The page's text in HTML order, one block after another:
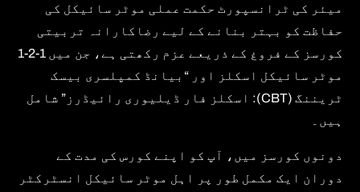
میئر کی ٹرانسپورٹ حکمت عملی موٹر سائیکل کی
حفاظت کو بہتر بنانے کے لیے رضاکارانہ تربیتی
کورسز کے فروغ کے ذریعے عزم رکھتی ہے، جن میں 1-2-1
موٹر سائیکل اسکلز اور “بیانڈ کمپلسری بیسک
ٹریننگ (CBT): اسکلز فار ڈیلیوری رائیڈرز” شامل
ہیں۔
دونوں کورسز میں، آپ کو اپنے کورس کی مدت کے
دوران ایک مکمل طور پر اہل موٹر سائیکل انسٹرکٹر